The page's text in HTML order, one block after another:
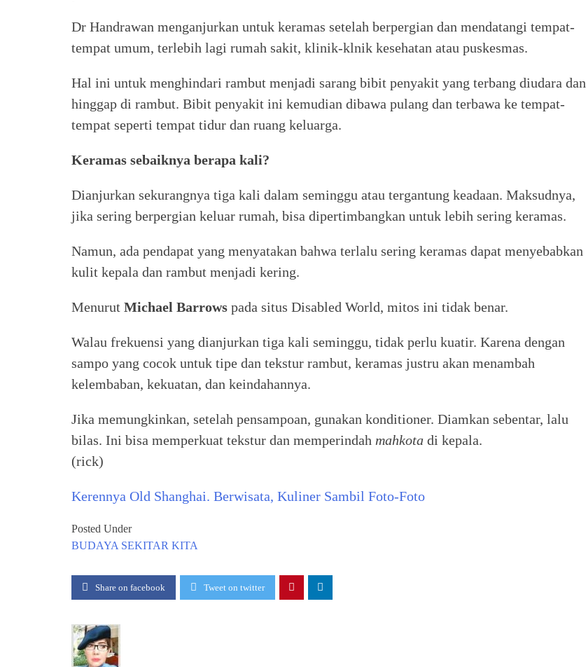
Dr Handrawan menganjurkan untuk keramas setelah berpergian dan mendatangi tempat-
tempat umum, terlebih lagi rumah sakit, klinik-klnik kesehatan atau puskesmas.
Hal ini untuk menghindari rambut menjadi sarang bibit penyakit yang terbang diudara dan
hinggap di rambut. Bibit penyakit ini kemudian dibawa pulang dan terbawa ke tempat-
tempat seperti tempat tidur dan ruang keluarga.
Keramas sebaiknya berapa kali?
Dianjurkan sekurangnya tiga kali dalam seminggu atau tergantung keadaan. Maksudnya,
jika sering berpergian keluar rumah, bisa dipertimbangkan untuk lebih sering keramas.
Namun, ada pendapat yang menyatakan bahwa terlalu sering keramas dapat menyebabkan
kulit kepala dan rambut menjadi kering.
Menurut Michael Barrows pada situs Disabled World, mitos ini tidak benar.
Walau frekuensi yang dianjurkan tiga kali seminggu, tidak perlu kuatir. Karena dengan
sampo yang cocok untuk tipe dan tekstur rambut, keramas justru akan menambah
kelembaban, kekuatan, dan keindahannya.
Jika memungkinkan, setelah pensampoan, gunakan konditioner. Diamkan sebentar, lalu
bilas. Ini bisa memperkuat tekstur dan memperindah mahkota di kepala.
(rick)
Kerennya Old Shanghai. Berwisata, Kuliner Sambil Foto-Foto
Posted Under
BUDAYA SEKITAR KITA
Share on facebook Tweet on twitter